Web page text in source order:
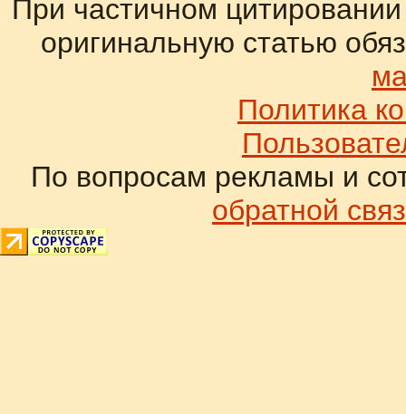
При частичном
оригинальную статью
Политика
По вопросам рекламы и
обратной